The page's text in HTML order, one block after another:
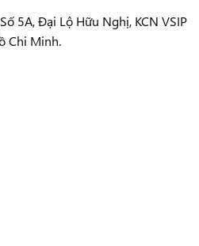
5A, Đại Lộ Hữu Nghị, KCN VSIP
Chi Minh.